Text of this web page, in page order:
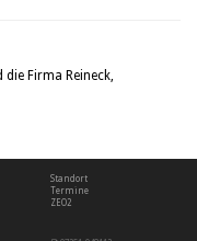
Firma Reineck,
Standort
Termine
ZEO2